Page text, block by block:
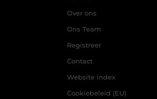
Over ons
Ons Team
Registreer
Contact
Website index
Cookiebeleid (EU)